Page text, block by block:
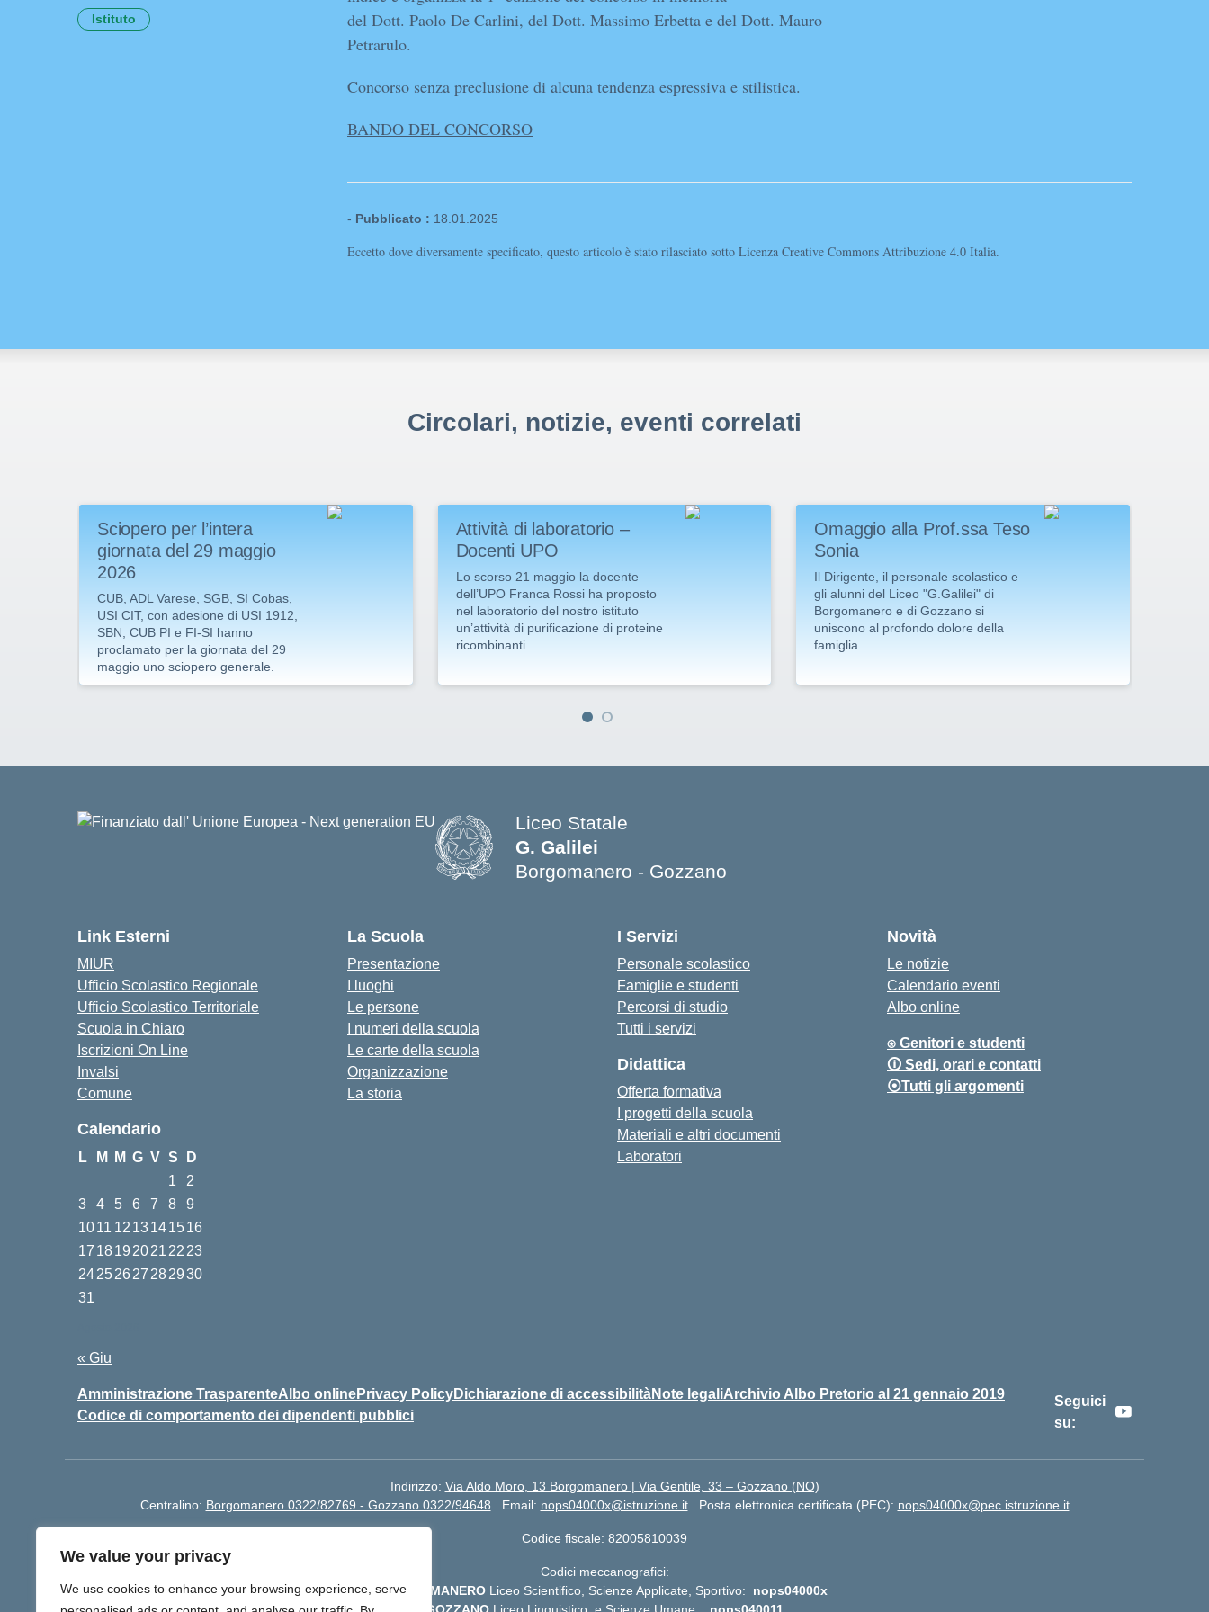
We value your privacy
We use cookies to enhance your browsing experience, serve
del Dott. Paolo De Carlini, del Dott. Massimo Erbetta e del Dott. Mauro
Petrarulo.
Concorso senza preclusione di alcuna tendenza espressiva e stilistica.
BANDO DEL CONCORSO
- Pubblicato : 18.01.2025
Eccetto dove diversamente specificato, questo articolo è stato rilasciato sotto Licenza Creative Commons Attribuzione 4.0 Italia.
Istituto
Circolari, notizie, eventi correlati
Sciopero per l’intera
giornata del 29 maggio
2026
CUB, ADL Varese, SGB, SI Cobas,
USI CIT, con adesione di USI 1912,
SBN, CUB PI e FI-SI hanno
proclamato per la giornata del 29
maggio uno sciopero generale.
Attività di laboratorio –
Docenti UPO
Lo scorso 21 maggio la docente
dell’UPO Franca Rossi ha proposto
nel laboratorio del nostro istituto
un’attività di purificazione di proteine
ricombinanti.
Omaggio alla Prof.ssa Teso
Sonia
Il Dirigente, il personale scolastico e
gli alunni del Liceo "G.Galilei" di
Borgomanero e di Gozzano si
uniscono al profondo dolore della
famiglia.
Liceo Statale
G. Galilei
Borgomanero - Gozzano
Link Esterni
MIUR
Ufficio Scolastico Regionale
Ufficio Scolastico Territoriale
Scuola in Chiaro
Iscrizioni On Line
Invalsi
Comune
Calendario
L M M G V S
D
1
2
3
4 5 6 7 8
9
1011 12 13141516
17 1819 2021 22 23
24252627 282930
31
« Giu
La Scuola
Presentazione
I luoghi
Le persone
I numeri della scuola
Le carte della scuola
Organizzazione
La storia
I Servizi
Personale scolastico
Famiglie e studenti
Percorsi di studio
Tutti i servizi
Didattica
Offerta formativa
I progetti della scuola
Materiali e altri documenti
Laboratori
Novità
Le notizie
Calendario eventi
Albo online
⍟ Genitori e studenti
🛈 Sedi, orari e contatti
⦿Tutti gli argomenti
Amministrazione TrasparenteAlbo onlinePrivacy PolicyDichiarazione di accessibilitàNote legaliArchivio Albo Pretorio al 21 gennaio 2019
Codice di comportamento dei dipendenti pubblici
Seguici
su:
Indirizzo: Via Aldo Moro, 13 Borgomanero | Via Gentile, 33 – Gozzano (NO)
Centralino: Borgomanero 0322/82769 - Gozzano 0322/94648 Email: nops04000x@istruzione.it Posta elettronica certificata (PEC): nops04000x@pec.istruzione.it
Codice fiscale: 82005810039
Codici meccanografici:
BORGOMANEROLiceo Scientifico, Scienze Applicate, Sportivo: nops04000x